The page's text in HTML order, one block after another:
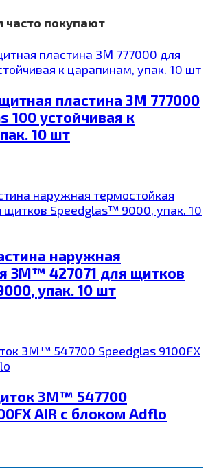
часто покупают
пластина 3М 777000
100 устойчивая к
10 шт
наружная
3M™ 427071 для щитков
упак. 10 шт
3М™ 547700
AIR c блоком Adflo